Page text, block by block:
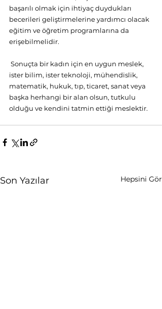
başarılı olmak için ihtiyaç duydukları
becerileri geliştirmelerine yardımcı olacak
eğitim ve öğretim programlarına da
erişebilmelidir.
ister bilim, ister teknoloji, mühendislik,
matematik, hukuk, tıp, ticaret, sanat veya
başka herhangi bir alan olsun, tutkulu
olduğu ve kendini tatmin ettiği meslektir.
Son Yazılar Hepsini Gör